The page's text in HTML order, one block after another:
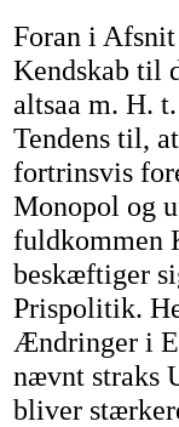
Foran i
Kendskab til
altsaa m. H.
Tendens til,
fortrinsvis
Monopol og
fuldkommen
beskæftiger
Prispolitik.
Ændringer i
nævnt straks
bliver